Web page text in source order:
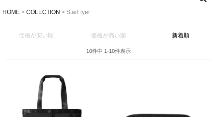
HOME COLECTION StarFlyer
価格が安い順 価格が高い順 新着順
10件中 1-10件表示